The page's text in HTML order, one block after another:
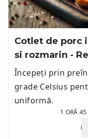
Cotlet de porc
si rozmarin -
Începeți prin
grade Celsius
uniformă.
1 ORĂ